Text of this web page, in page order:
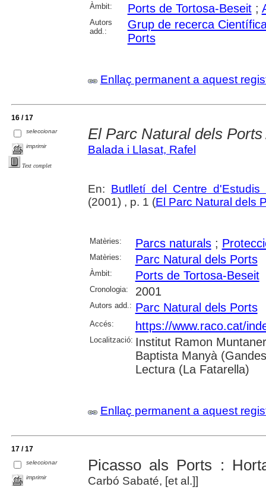
Àmbit: Ports de Tortosa-Beseit;
Autors
add.:
Grup de recerca
Ports
Enllaç permanent a aquest
16 / 17
seleccionar
imprimir
Text complet
El Parc Natural dels Ports
Balada i Llasat, Rafel
En: Butlletí del Centre
(2001) , p. 1 (El Parc Natural dels
Matèries: Parcs naturals;
Matèries: Parc Natural dels Ports
Àmbit: Ports de Tortosa-Beseit
Cronologia: 2001
Autors add.: Parc Natural dels Ports
Accés: https://www.raco.cat/
Localització: Institut Ramon
Baptista Manyà
Lectura (La Fatarella)
Enllaç permanent a aquest
17 / 17
seleccionar
imprimir
Picasso als Ports :
Carbó Sabaté, [et al.]]